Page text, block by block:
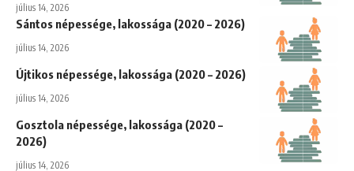
július 14, 2026
Sántos népessége, lakossága (2020 – 2026)
július 14, 2026
Újtikos népessége, lakossága (2020 – 2026)
július 14, 2026
Gosztola népessége, lakossága (2020 –
2026)
július 14, 2026